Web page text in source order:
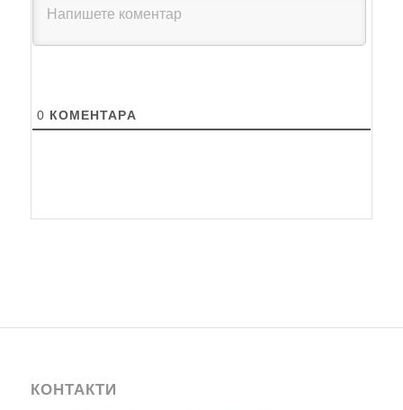
0 КОМЕНТАРA
КОНТАКТИ